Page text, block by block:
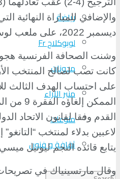
رياضة
لوبوكلاج Fr
مدونات
منبر الآراء
منوعات
ثقافة و فنون
ديسمبر 2022، على ملعب لوسيل، بقطر
وشنت الصحافة الفرنسية
كانت تصب لصالح المنتخب
على احتساب الهدف الثالث
القدم وفقا لقانون الاتحاد
لاعبين بدلاء لمنتخب
يتابع قائده النجم ليونيل
وقال مارتسينياك في